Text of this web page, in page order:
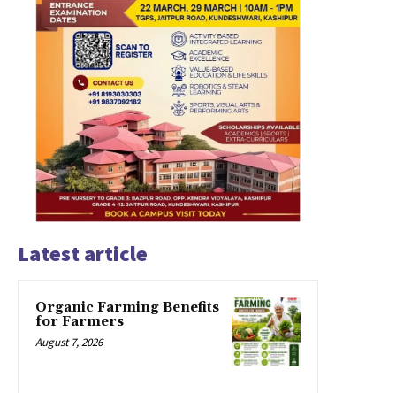
Latest article
Organic Farming Benefits
for Farmers
August 7, 2026